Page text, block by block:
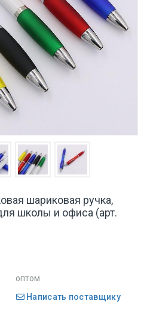
шариковая ручка,
школы и офиса (арт.
оптом
Написать поставщику